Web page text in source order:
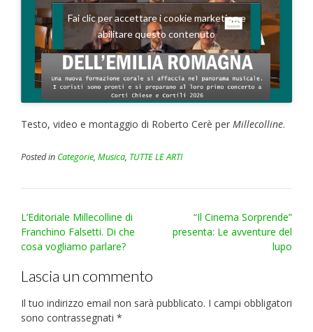
Fai clic per accettare i cookie marketing e
abilitare questo contenuto
Testo, video e montaggio di Roberto Cerè per Millecolline.
Posted in Categorie, Musica, TUTTE LE ARTI
Post
navigation
L’Editoriale Millecolline di
Franchino Falsetti. Di che
cosa vogliamo parlare?
“Il Cinema Sorprende”
presenta: Le avventure del
lupo
Lascia un commento
Il tuo indirizzo email non sarà pubblicato. I campi obbligatori
sono contrassegnati *